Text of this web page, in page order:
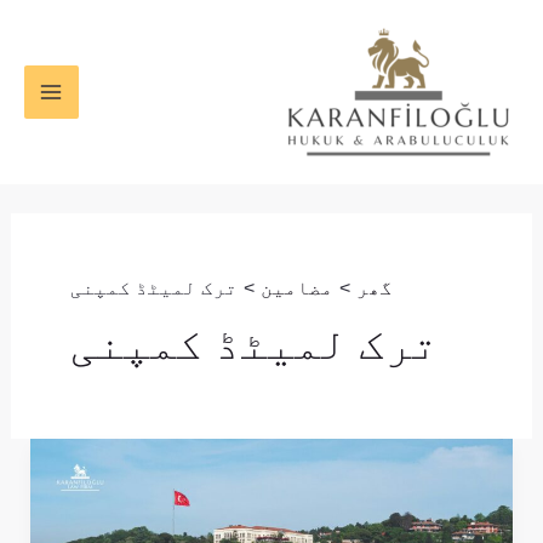
گھر مضامین ترک لمیٹڈ کمپنی
ترک لمیٹڈ کمپنی
ترکی
کمپنی